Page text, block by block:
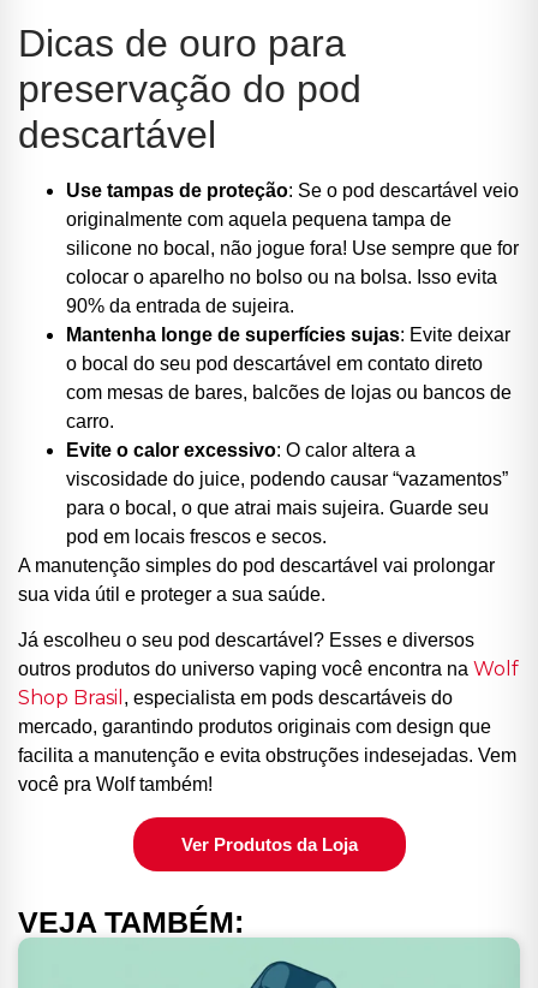
Dicas de ouro para
preservação do pod
descartável
Use tampas de proteção: Se o pod descartável veio
originalmente com aquela pequena tampa de
silicone no bocal, não jogue fora! Use sempre que for
colocar o aparelho no bolso ou na bolsa. Isso evita
90% da entrada de sujeira.
Mantenha longe de superfícies sujas: Evite deixar
o bocal do seu pod descartável em contato direto
com mesas de bares, balcões de lojas ou bancos de
carro.
Evite o calor excessivo: O calor altera a
viscosidade do juice, podendo causar “vazamentos”
para o bocal, o que atrai mais sujeira. Guarde seu
pod em locais frescos e secos.
A manutenção simples do pod descartável vai prolongar
sua vida útil e proteger a sua saúde.
Já escolheu o seu pod descartável? Esses e diversos
outros produtos do universo vaping você encontra na Wolf
Shop Brasil , especialista em pods descartáveis do
mercado, garantindo produtos originais com design que
facilita a manutenção e evita obstruções indesejadas. Vem
você pra Wolf também!
Ver Produtos da Loja
VEJA TAMBÉM: